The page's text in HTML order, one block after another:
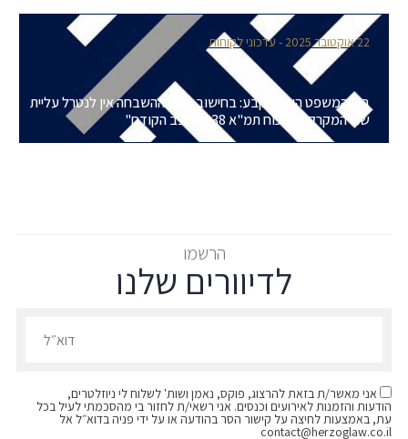
22 אוקטובר 2025 - עדכוני לקוחות
בית המשפט העליון קבע: בחישוב היטל ההשבחה אין לנטרל עליית
שווי המקרקעין מכוח תמ"א 38 ב"מצב הקודם"
הרשמו
לדיוורים שלנו
אני מאשר/ת בזאת להרצוג, פוקס, נאמן ושות' לשלוח לי ניוזלטרים,
הודעות והזמנות לאירועים וכנסים. אני רשאי/ת לחזור בי מהסכמתי לעיל בכל
עת, באמצעות לחיצה על קישור הסר בהודעה או על ידי פניה בדוא״ל אל
contact@herzoglaw.co.il